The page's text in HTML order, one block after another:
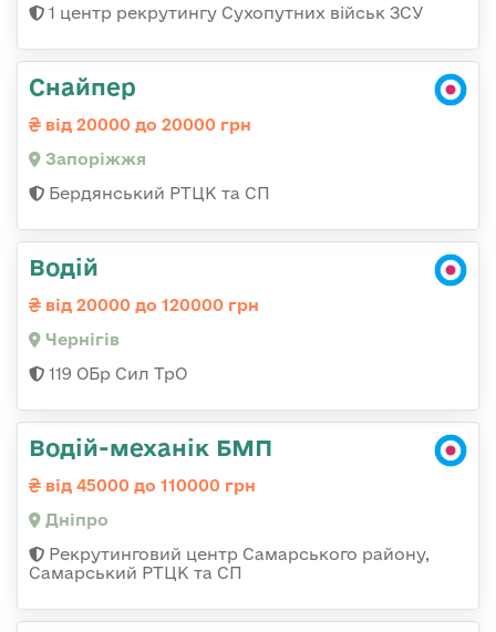
1 центр рекрутингу Сухопутних військ ЗСУ
Снайпер
від 20000 до 20000 грн
Запоріжжя
Бердянський РТЦК та СП
Водій
від 20000 до 120000 грн
Чернігів
119 ОБр Сил ТрО
Водій-механік БМП
від 45000 до 110000 грн
Дніпро
Рекрутинговий центр Самарського району,
Самарський РТЦК та СП